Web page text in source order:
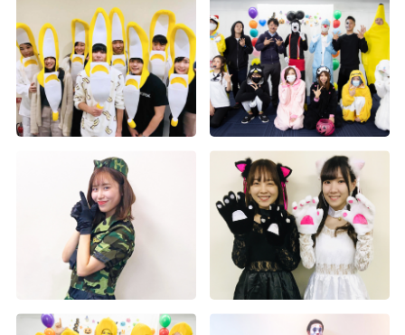
第2回Wiz大運動会（4）
第2回Wiz大運動会（9）
第2回Wiz大運動会（3）
第2回Wiz大運動会（1）
2016年度内定式懇親会
第2回Wiz大運動会（8）
神宮外苑花火大会